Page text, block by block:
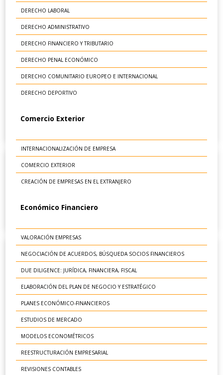
DERECHO LABORAL
DERECHO ADMINISTRATIVO
DERECHO FINANCIERO Y TRIBUTARIO
DERECHO PENAL ECONÓMICO
DERECHO COMUNITARIO EUROPEO E INTERNACIONAL
DERECHO DEPORTIVO
Comercio Exterior
INTERNACIONALIZACIÓN DE EMPRESA
COMERCIO EXTERIOR
CREACIÓN DE EMPRESAS EN EL EXTRANJERO
Económico Financiero
VALORACIÓN EMPRESAS
NEGOCIACIÓN DE ACUERDOS, BÚSQUEDA SOCIOS FINANCIEROS
DUE DILIGENCE: JURÍDICA, FINANCIERA, FISCAL
ELABORACIÓN DEL PLAN DE NEGOCIO Y ESTRATÉGICO
PLANES ECONÓMICO-FINANCIEROS
ESTUDIOS DE MERCADO
MODELOS ECONOMÉTRICOS
REESTRUCTURACIÓN EMPRESARIAL
REVISIONES CONTABLES